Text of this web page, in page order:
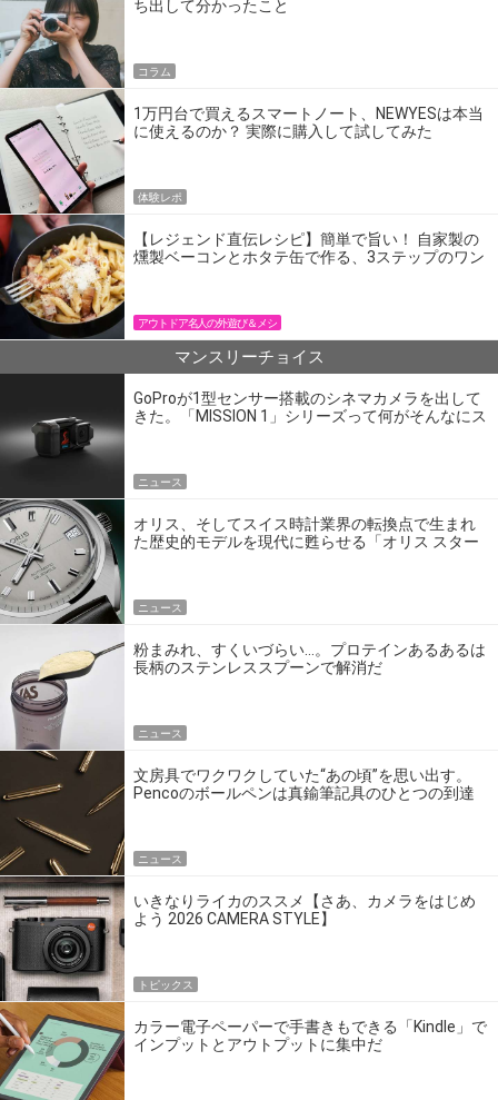
ち出して分かったこと
コラム
1万円台で買えるスマートノート、NEWYESは本当
に使えるのか？ 実際に購入して試してみた
体験レポ
【レジェンド直伝レシピ】簡単で旨い！ 自家製の
燻製ベーコンとホタテ缶で作る、3ステップのワン
アウトドア名人の外遊び＆メシ
マンスリーチョイス
GoProが1型センサー搭載のシネマカメラを出して
きた。「MISSION 1」シリーズって何がそんなにス
ニュース
オリス、そしてスイス時計業界の転換点で生まれ
た歴史的モデルを現代に甦らせる「オリス スター
ニュース
粉まみれ、すくいづらい…。プロテインあるあるは
長柄のステンレススプーンで解消だ
ニュース
文房具でワクワクしていた“あの頃”を思い出す。
Pencoのボールペンは真鍮筆記具のひとつの到達
ニュース
いきなりライカのススメ【さあ、カメラをはじめ
よう 2026 CAMERA STYLE】
トピックス
カラー電子ペーパーで手書きもできる「Kindle」で
インプットとアウトプットに集中だ